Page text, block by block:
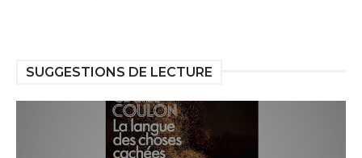
SUGGESTIONS DE LECTURE